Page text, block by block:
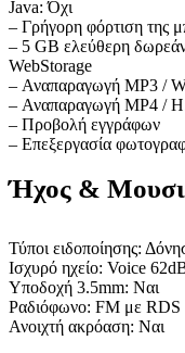
Java: Όχι
– Γρήγορη φόρτιση της
– 5 GB ελεύθερη
WebStorage
– Αναπαραγωγή MP3 /
– Αναπαραγωγή MP4 /
– Προβολή εγγράφων
– Επεξεργασία
Ήχος &
Τύποι ειδοποίησης:
Ισχυρό ηχείο: Voice
Υποδοχή 3.5mm: Ναι
Ραδιόφωνο: FM με RDS
Ανοιχτή ακρόαση: Ναι